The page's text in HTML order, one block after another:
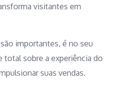
visitantes em
importantes, é no seu
sobre a experiência do
suas vendas.